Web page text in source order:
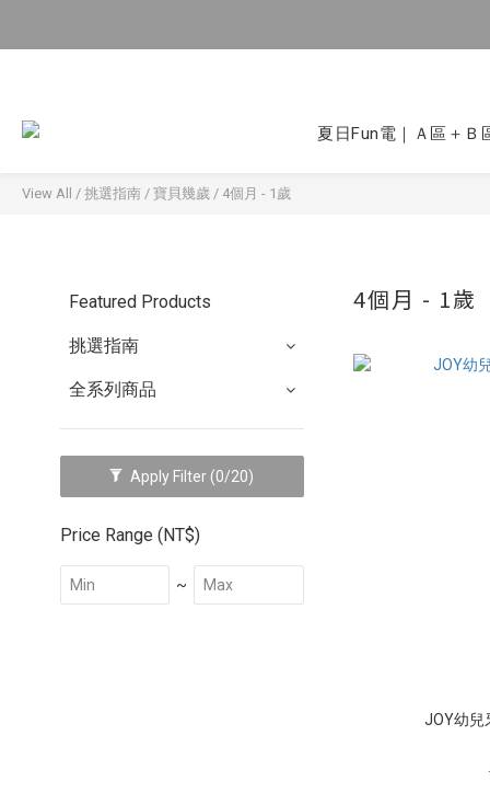
夏日Fun電｜Ａ區＋Ｂ
View All / 挑選指南 / 寶貝幾歲 / 4個月 - 1歲
Featured Products
挑選指南
全系列商品
Apply Filter (0/20)
Price Range (NT$)
~
4個月 - 1歲
JOY幼兒